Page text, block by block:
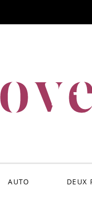
AUTO DEUX